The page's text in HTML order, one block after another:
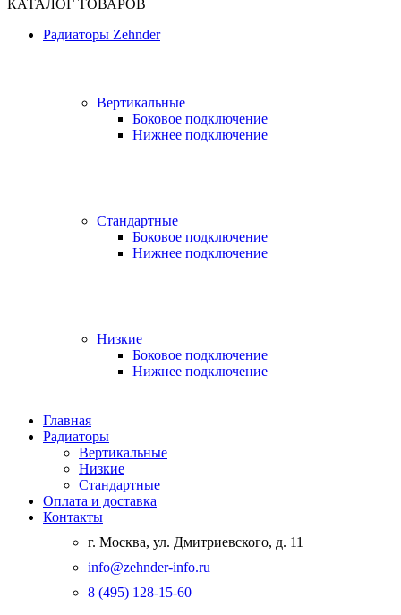
КАТАЛОГ ТОВАРОВ
Радиаторы Zehnder
Вертикальные
Боковое подключение
Нижнее подключение
Стандартные
Боковое подключение
Нижнее подключение
Низкие
Боковое подключение
Нижнее подключение
Главная
Радиаторы
Вертикальные
Низкие
Стандартные
Оплата и доставка
Контакты
г. Москва, ул. Дмитриевского, д. 11
info@zehnder-info.ru
8 (495) 128-15-60